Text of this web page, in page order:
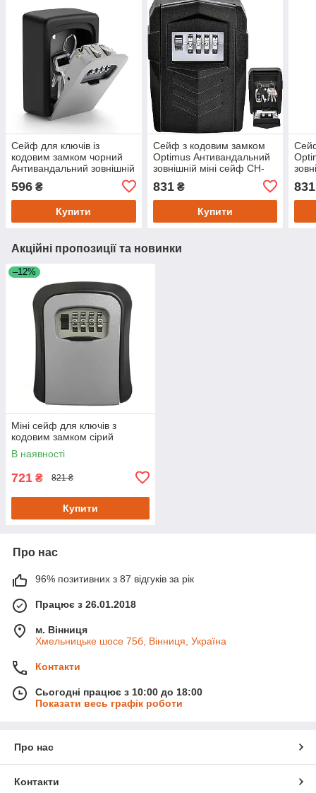
Сейф для ключів із
кодовим замком чорний
Антивандальний зовнішній
596 ₴
Купити
Сейф з кодовим замком
Optimus Антивандальний
зовнішній міні сейф CH-
831₴
Купити
831
Акційні пропозиції та новинки
–12%
Міні сейф для ключів з
кодовим замком сірий
В наявності
721 ₴ 821 ₴
Купити
Про нас
96% позитивних з 87 відгуків за рік
Працює з 26.01.2018
м. Вінниця
Хмельницьке шосе 75б, Вінниця, Україна
Контакти
Сьогодні працює з 10:00 до 18:00
Показати весь графік роботи
Про нас
Контакти